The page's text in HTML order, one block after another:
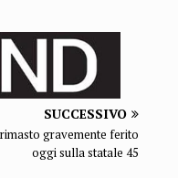
SUCCESSIVO
gravemente ferito
oggi sulla statale 45